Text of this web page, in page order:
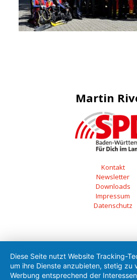
Martin
Kontakt
Newsletter
Downloads
Impressum
Datenschutz
Diese Seite nutzt Website Tracking-
um ihre Dienste anzubieten, stetig zu
Werbung entsprechend der